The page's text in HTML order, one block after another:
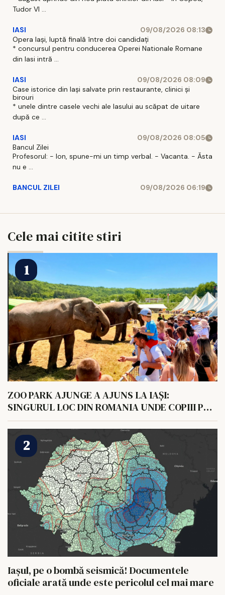
Tudor Vl ...
IASI
09/08/2026 08:13
Opera Iași, luptă finală între doi candidați
* concursul pentru conducerea Operei Nationale Romane
din Iasi intră ...
IASI
09/08/2026 08:09
Case istorice din Iași salvate prin restaurante, clinici și
birouri
* unele dintre casele vechi ale Iasului au scăpat de uitare
după ce ...
IASI
09/08/2026 08:05
Bancul Zilei
Profesorul: - Ion, spune-mi un timp verbal. - Vacanta. - Ăsta
nu e ...
BANCUL ZILEI 09/08/2026 06:19
Cele mai citite stiri
ZOO PARK AJUNGE A AJUNS LA IAȘI:
SINGURUL LOC DIN ROMANIA UNDE COPIII POT
HRANI UN ELEFANT
Iașul, pe o bombă seismică! Documentele
oficiale arată unde este pericolul cel mai mare